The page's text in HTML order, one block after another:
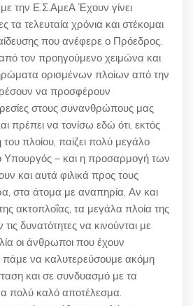
την Ε.Σ.ΑμεΑ Έχουν γίνει
τα τελευταία χρόνια και στέκομαι
που ανέφερε ο Πρόεδρος.
τον προηγούμενο χειμώνα και
ορισμένων πλοίων από την
να προσφέρουν
στους συνανθρώπους μας
πρέπει να τονίσω εδώ ότι, εκτός
πλοίου, παίζει πολύ μεγάλο
Υπουργός – και η προσαρμογή των
και αυτά φιλικά προς τους
στα άτομα με αναπηρία. Αν και
ακτοπλοΐας, τα μεγάλα πλοία της
δυνατότητες να κινούνται με
οι άνθρωποι που έχουν
πάμε να καλυτερεύσουμε ακόμη
και σε συνδυασμό με τα
πολύ καλό αποτέλεσμα.